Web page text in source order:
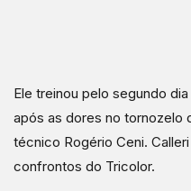
Ele treinou pelo segundo
após as dores no tornozelo
técnico Rogério Ceni.
confrontos do Tricolor.